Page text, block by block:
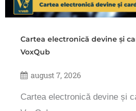
Cartea electronică devine și
VoxQub
august 7, 2026
Cartea electronică devine și